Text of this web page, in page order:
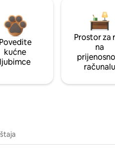
Povedite
kućne
ljubimce
Prostor za
na
računalu